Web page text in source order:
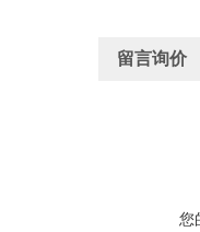
留言询价
您